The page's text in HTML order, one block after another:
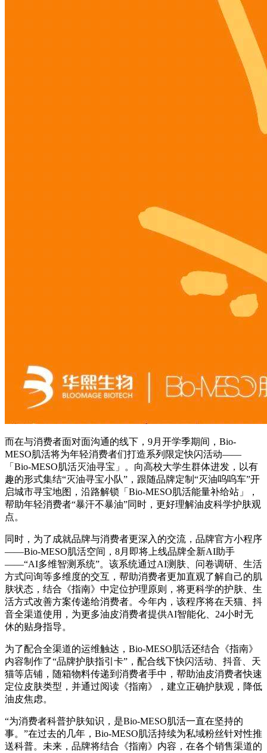
而在与消费者面对面沟通的线下，9月开学季期间，Bio-
MESO肌活将为年轻消费者们打造系列限定快闪活动——
「Bio-MESO肌活灭油寻宝」。向高校大学生群体进发，以有
趣的形式集结“灭油寻宝小队”，跟随品牌定制“灭油呜呜车”开
启城市寻宝地图，沿路解锁「Bio-MESO肌活能量补给站」，
帮助年轻消费者“暴汗不暴油”同时，更好理解油皮科学护肤观
点。
同时，为了成就品牌与消费者更深入的交流，品牌官方小程序
——Bio-MESO肌活空间，8月即将上线品牌全新AI助手
——“AI多维智测系统”。该系统通过AI测肤、问卷调研、生活
方式问询等多维度的交互，帮助消费者更加直观了解自己的肌
肤状态，结合《指南》中定位护理原则，将更科学的护肤、生
活方式改善方案传递给消费者。今年内，该程序将在天猫、抖
音全渠道使用，为更多油皮消费者提供AI智能化、24小时无
休的贴身指导。
为了配合全渠道的运维触达，Bio-MESO肌活还结合《指南》
内容制作了“品牌护肤指引卡”，配合线下快闪活动、抖音、天
猫等店铺，随箱物料传递到消费者手中，帮助油皮消费者快速
定位皮肤类型，并通过阅读《指南》，建立正确护肤观，降低
油皮焦虑。
“为消费者科普护肤知识，是Bio-MESO肌活一直在坚持的
事。”在过去的几年，Bio-MESO肌活持续为私域粉丝针对性推
送科普。未来，品牌将结合《指南》内容，在各个销售渠道的